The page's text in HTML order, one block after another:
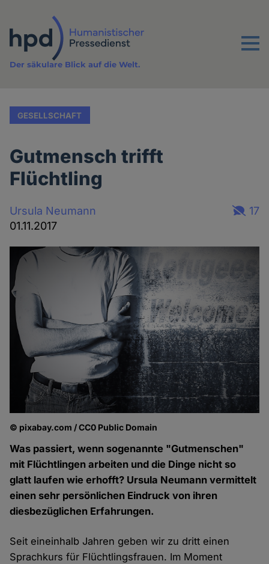
Inhalt
Menu
Der säkulare Blick auf die Welt.
GESELLSCHAFT
Gutmensch trifft
Flüchtling
Ursula Neumann
01.11.2017
17
© pixabay.com / CC0 Public Domain
Was passiert, wenn sogenannte "Gutmenschen"
mit Flüchtlingen arbeiten und die Dinge nicht so
glatt laufen wie erhofft? Ursula Neumann vermittelt
einen sehr persönlichen Eindruck von ihren
diesbezüglichen Erfahrungen.
Seit eineinhalb Jahren geben wir zu dritt einen
Sprachkurs für Flüchtlingsfrauen. Im Moment